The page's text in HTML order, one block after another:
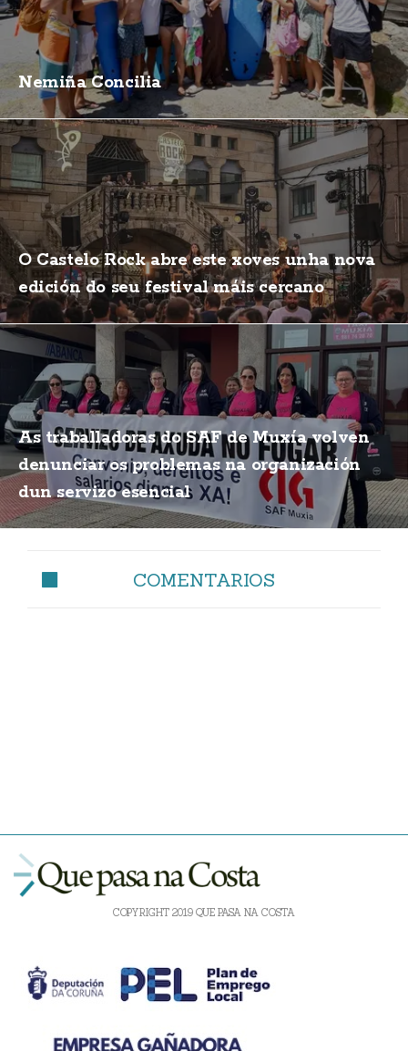
Nemiña Concilia
O Castelo Rock abre este xoves unha nova
edición do seu festival máis cercano
As traballadoras do SAF de Muxía volven
denunciar os problemas na organización
dun servizo esencial
COMENTARIOS
COPYRIGHT 2019 QUE PASA NA COSTA